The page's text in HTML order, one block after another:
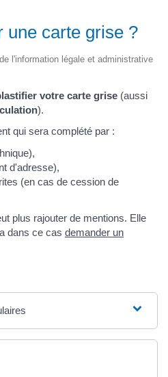
une carte grise ?
l'information légale et administrative
votre carte grise (aussi
).
qui sera complété par :
d'adresse),
(en cas de cession de
plus rajouter de mentions. Elle
dans ce cas demander un